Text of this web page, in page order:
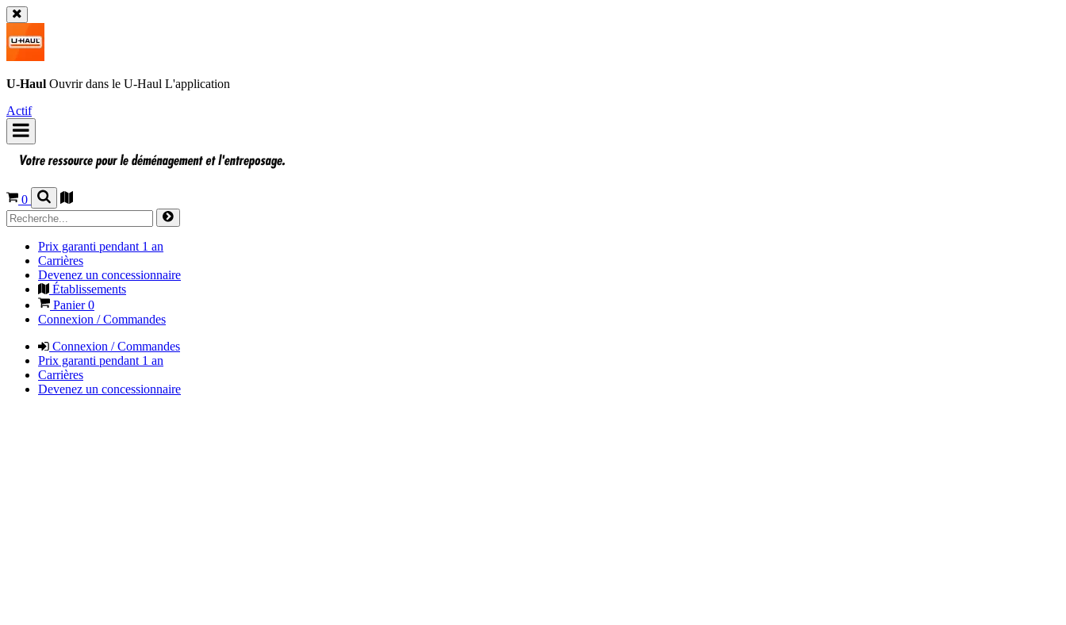
U-Haul Ouvrir dans le U-Haul L'application
Actif
0
Prix garanti pendant 1 an
Carrières
Devenez un concessionnaire
Établissements
Panier0
Connexion / Commandes
Connexion / Commandes
Prix garanti pendant 1 an
Carrières
Devenez un concessionnaire